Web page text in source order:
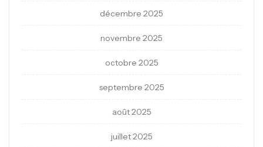
décembre 2025
novembre 2025
octobre 2025
septembre 2025
août 2025
juillet 2025